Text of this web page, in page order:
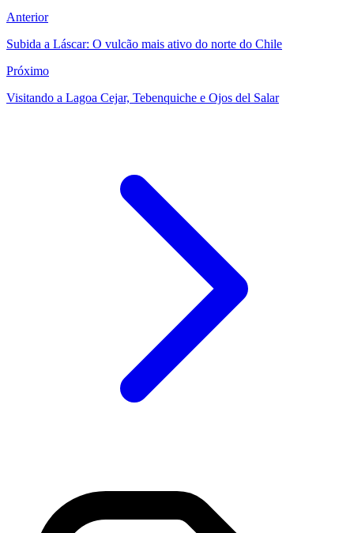
Anterior
Subida a Láscar: O vulcão mais ativo do norte do Chile
Próximo
Visitando a Lagoa Cejar, Tebenquiche e Ojos del Salar